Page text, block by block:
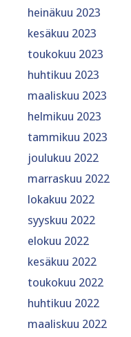
heinäkuu 2023
kesäkuu 2023
toukokuu 2023
huhtikuu 2023
maaliskuu 2023
helmikuu 2023
tammikuu 2023
joulukuu 2022
marraskuu 2022
lokakuu 2022
syyskuu 2022
elokuu 2022
kesäkuu 2022
toukokuu 2022
huhtikuu 2022
maaliskuu 2022